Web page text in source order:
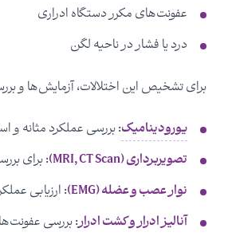
عفونت‌های مکرر دستگاه ادراری
درد یا فشار در ناحیه لگن
برای تشخیص این اختلالات، آزمایش‌ها و
یورودینامیک: بررسی عملکرد مثانه و
تصویربرداری (MRI, CT Scan)
: برای
نوار عصب و عضله (EMG)
: ارزیابی
آنالیز ادرار و کشت ادرار: بررسی عفونت‌ها